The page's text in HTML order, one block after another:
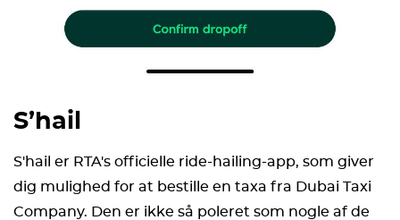
S’hail
S'hail er RTA's officielle ride-hailing-app, som giver
dig mulighed for at bestille en taxa fra Dubai Taxi
Company. Den er ikke så poleret som nogle af de